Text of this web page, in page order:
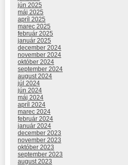
jún 2025
máj 2025
apríl 2025
marec 2025
február 2025
január 2025
december 2024
november 2024
október 2024
september 2024
august 2024
júl 2024
jún 2024
máj 2024
apríl 2024
marec 2024
február 2024
január 2024
december 2023
november 2023
október 2023
september 2023
august 2023